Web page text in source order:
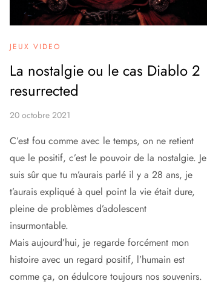
JEUX VIDEO
La nostalgie ou le cas Diablo 2
resurrected
20 octobre 2021
C’est fou comme avec le temps, on ne retient
que le positif, c’est le pouvoir de la nostalgie. Je
suis sûr que tu m’aurais parlé il y a 28 ans, je
t’aurais expliqué à quel point la vie était dure,
pleine de problèmes d’adolescent
insurmontable.
Mais aujourd’hui, je regarde forcément mon
histoire avec un regard positif, l’humain est
comme ça, on édulcore toujours nos souvenirs.